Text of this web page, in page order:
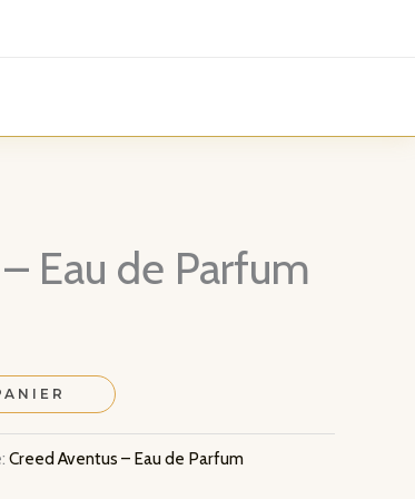
Eau de Parfum
Creed Aventus – Eau de Parfum